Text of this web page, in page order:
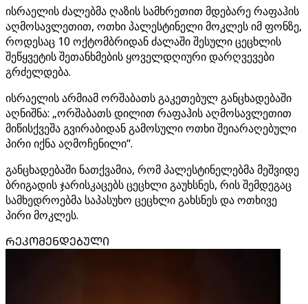
ისრაელის ძალებმა ღაზის სამხრეთით მდებარე რაფაჰის
აღმოსავლეთით, ოთხი პალესტინელი მოკლეს იმ ფონზე,
როდესაც 10 ოქტომბრიდან ძალაში შესული ცეცხლის
შეწყვეტის შეთანხმების ყოველდღიური დარღვევები
გრძელდება.
ისრაელის არმიამ ორშაბათს გაკეთებულ განცხადებაში
აღნიშნა: „ორშაბათს დილით რაფაჰის აღმოსავლეთით
მიწისქვეშა გვირაბიდან გამოსული ოთხი შეიარაღებული
პირი იქნა აღმოჩენილი“.
განცხადებაში ნათქვამია, რომ პალესტინელებმა მეშვიდე
ბრიგადის ჯარისკაცებს ცეცხლი გაუხსნეს, რის შემდეგაც
სამხედროებმა საპასუხო ცეცხლი გახსნეს და ოთხივე
პირი მოკლეს.
ᲠᲔᲙᲝᲛᲔᲜᲓᲔᲑᲣᲚᲘ